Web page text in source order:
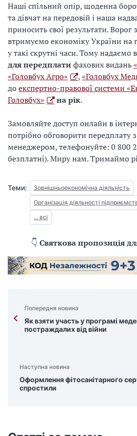
Наші спільний опір, щоденна
та дівчат на передовій і наша
приносить свої результати.
втримуємо економіку України на
у такі скрутні часи. Тому надаємо
для передплатифахових видань
«Головбух Агро»
,«Головбух
доекспертно-правової системи
Головбух»
на рік.
Замовляйте доступ онлайн в
потрібно обговорити передплату
менеджером, телефонуйте: 0 800
безплатні). Миру нам. Тримаймо
Теми:
Зовнішньоекономічна діяльність
Організація діяльності
... всі
👇 Святкова пропозиція
Попередня новина
Як взяти участь у програмі
постраждалих від війни
Наступна новина
Оформлення фітосанітарного
спростили